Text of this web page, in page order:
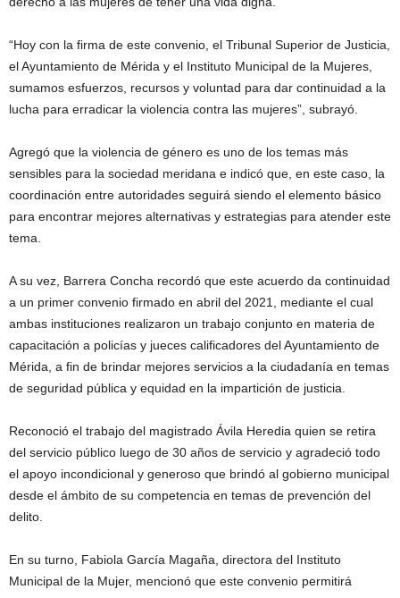
“Hoy con la firma de este convenio, el Tribunal Superior de Justicia,
el Ayuntamiento de Mérida y el Instituto Municipal de la Mujeres,
sumamos esfuerzos, recursos y voluntad para dar continuidad a la
lucha para erradicar la violencia contra las mujeres”, subrayó.
Agregó que la violencia de género es uno de los temas más
sensibles para la sociedad meridana e indicó que, en este caso, la
coordinación entre autoridades seguirá siendo el elemento básico
para encontrar mejores alternativas y estrategias para atender este
tema.
A su vez, Barrera Concha recordó que este acuerdo da continuidad
a un primer convenio firmado en abril del 2021, mediante el cual
ambas instituciones realizaron un trabajo conjunto en materia de
capacitación a policías y jueces calificadores del Ayuntamiento de
Mérida, a fin de brindar mejores servicios a la ciudadanía en temas
de seguridad pública y equidad en la impartición de justicia.
Reconoció el trabajo del magistrado Ávila Heredia quien se retira
del servicio público luego de 30 años de servicio y agradeció todo
el apoyo incondicional y generoso que brindó al gobierno municipal
desde el ámbito de su competencia en temas de prevención del
delito.
En su turno, Fabiola García Magaña, directora del Instituto
Municipal de la Mujer, mencionó que este convenio permitirá